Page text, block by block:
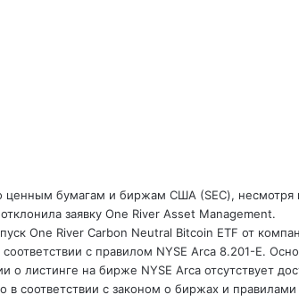
ценным бумагам и биржам США (SEC), несмотря
заявку One River Asset Management.
One River Carbon Neutral Bitcoin ETF от
с правилом NYSE Arca 8.201-E.
о листинге на бирже NYSE Arca отсутствует
в соответствии с законом о биржах и